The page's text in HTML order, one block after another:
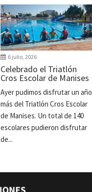
6 julio, 2026
Celebrado el Triatlón
Cros Escolar de Manises
Ayer pudimos disfrutar un año
más del Triatlón Cros Escolar
de Manises. Un total de 140
escolares pudieron disfrutar
de...